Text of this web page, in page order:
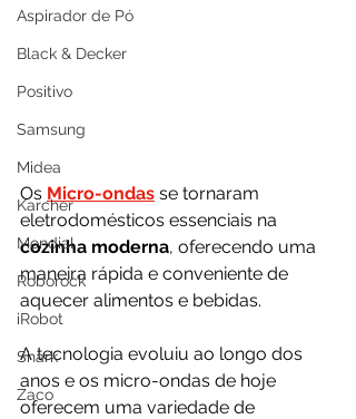
Aspirador de Pó
Black & Decker
Positivo
Samsung
Midea
Karcher
Mondial
Roborock
iRobot
Shark
Zaco
Os Micro-ondas se tornaram
eletrodomésticos essenciais na
cozinha moderna, oferecendo uma
maneira rápida e conveniente de
aquecer alimentos e bebidas.
A tecnologia evoluiu ao longo dos
anos e os micro-ondas de hoje
oferecem uma variedade de